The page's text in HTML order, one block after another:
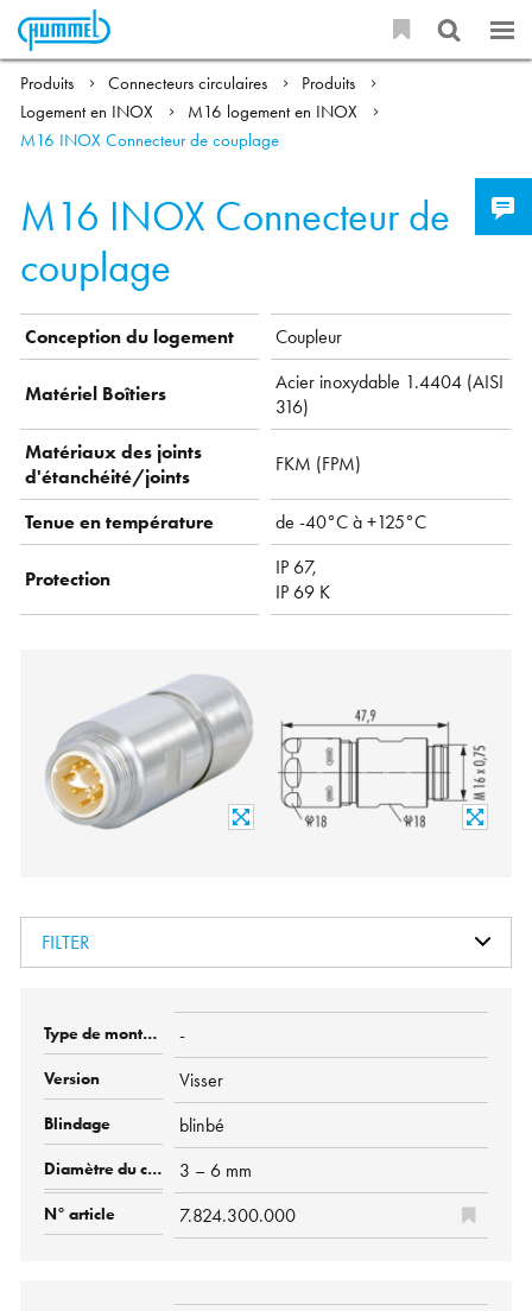
Produits Connecteurs circulaires
Produits
Logement en INOX
M16 logement en INOX
M16 INOX Connecteur de couplage
M16 INOX Connecteur de
couplage
Conception du logement Coupleur
Matériel Boîtiers
Acier inoxydable 1.4404 (AISI
316)
Matériaux des joints
d'étanchéité/joints
FKM (FPM)
Tenue en température de -40°C à +125°C
Protection
IP 67,
IP 69 K
FILTER
-
Visser
blinbé
3 – 6 mm
7.824.300.000